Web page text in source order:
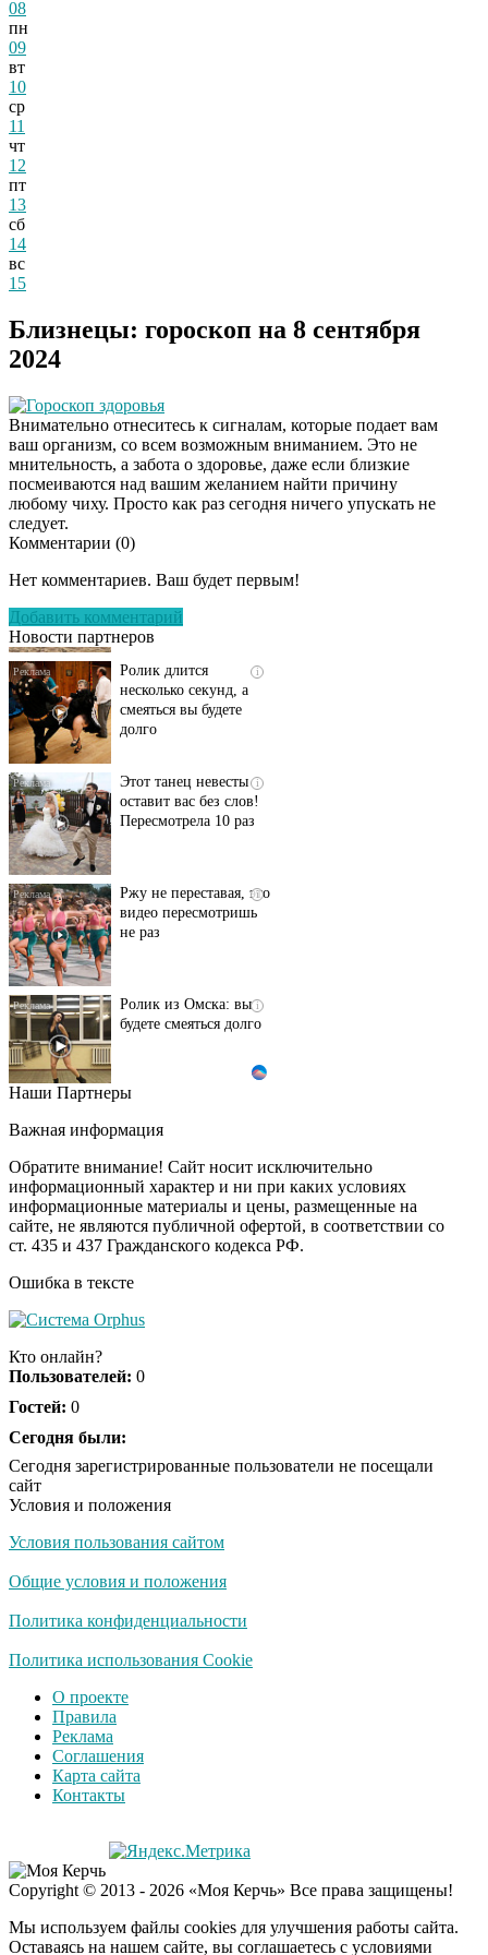
08
пн
09
вт
10
ср
11
чт
12
пт
13
сб
14
вс
15
Близнецы: гороскоп на 8 сентября
2024
Гороскоп здоровья
Внимательно отнеситесь к сигналам, которые подает вам
ваш организм, со всем возможным вниманием. Это не
мнительность, а забота о здоровье, даже если близкие
посмеиваются над вашим желанием найти причину
любому чиху. Просто как раз сегодня ничего упускать не
следует.
Комментарии (0)
Нет комментариев. Ваш будет первым!
Добавить комментарий
Новости партнеров
Скрытая камера на
люди вытворяют, когда
несколько секунд, а
смеяться вы будете
долго
оставит вас без слов!
Пересмотрела 10 раз
видео пересмотришь
не раз
будете смеяться долго
Ролик длится пару
шоке от увиденного
i
Королева вагона
отожгла! Видео не
оставит равнодушным
Наши Партнеры
Важная информация
Обратите внимание! Сайт носит исключительно
информационный характер и ни при каких условиях
информационные материалы и цены, размещенные на
сайте, не являются публичной офертой, в соответствии со
ст. 435 и 437 Гражданского кодекса РФ.
Ошибка в тексте
Кто онлайн?
Пользователей: 0
Гостей: 0
Сегодня были:
Сегодня зарегистрированные пользователи не посещали
сайт
Условия и положения
Условия пользования сайтом
Общие условия и положения
Политика конфиденциальности
Политика использования Cookie
О проекте
Правила
Реклама
Соглашения
Карта сайта
Контакты
Copyright © 2013 - 2026 «Моя Керчь» Все права защищены!
Мы используем файлы cookies для улучшения работы сайта.
Оставаясь на нашем сайте, вы соглашаетесь с условиями